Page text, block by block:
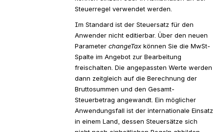
Steuerregel verwendet werden.
Im Standard ist der Steuersatz für den
Anwender nicht editierbar. Über den neuen
Parameter changeTax können Sie die MwSt-
Spalte im Angebot zur Bearbeitung
freischalten. Die angepassten Werte werden
dann zeitgleich auf die Berechnung der
Bruttosummen und den Gesamt-
Steuerbetrag angewandt. Ein möglicher
Anwendungsfall ist der internationale Einsatz
in einem Land, dessen Steuersätze sich